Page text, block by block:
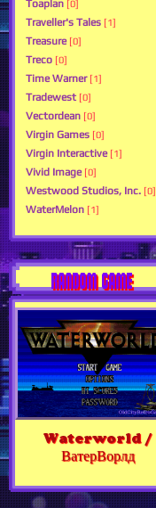
Toaplan [0]
Traveller's Tales [1]
Treasure [0]
Treco [0]
Time Warner [1]
Tradewest [0]
Vectordean [0]
Virgin Games [0]
Virgin Interactive [1]
Vivid Image [0]
Westwood Studios, Inc. [0]
WaterMelon [1]
RANDOM GAME
Waterworld /
ВатерВорлд